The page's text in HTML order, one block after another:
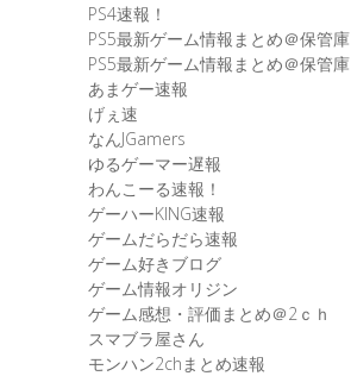
PS4速報！
PS5最新ゲーム情報まとめ＠保管庫
PS5最新ゲーム情報まとめ＠保管庫
あまゲー速報
げぇ速
なんJGamers
ゆるゲーマー遅報
わんこーる速報！
ゲーハーKING速報
ゲームだらだら速報
ゲーム好きブログ
ゲーム情報オリジン
ゲーム感想・評価まとめ＠2ｃｈ
スマブラ屋さん
モンハン2chまとめ速報